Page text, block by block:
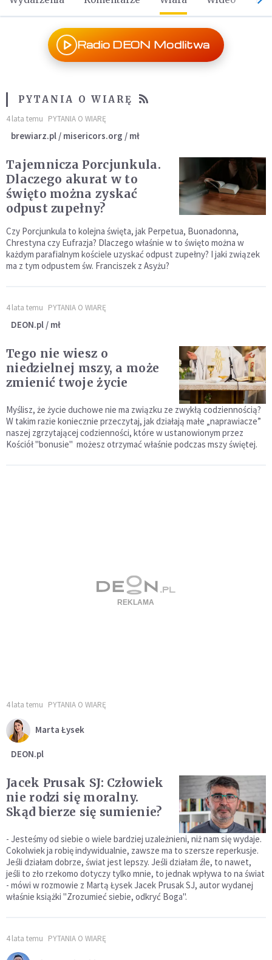
Radio DEON Modlitwa
PYTANIA O WIARĘ
4 lata temu PYTANIA O WIARĘ
brewiarz.pl / misericors.org / mł
Tajemnicza Porcjunkula.
Dlaczego akurat w to
święto można zyskać
odpust zupełny?
Czy Porcjunkula to kolejna święta, jak Perpetua, Buonadonna,
Chrestyna czy Eufrazja? Dlaczego właśnie w to święto można w
każdym parafialnym kościele uzyskać odpust zupełny? I jaki związek
ma z tym odpustem św. Franciszek z Asyżu?
4 lata temu PYTANIA O WIARĘ
DEON.pl / mł
Tego nie wiesz o
niedzielnej mszy, a może
zmienić twoje życie
Myślisz, że życie duchowe nie ma związku ze zwykłą codziennością?
W takim razie koniecznie przeczytaj, jak działają małe „naprawiacze”
naszej zgrzytającej codzienności, które w ustanowionym przez
Kościół "bonusie" możesz otrzymać właśnie podczas mszy świętej.
4 lata temu PYTANIA O WIARĘ
Marta Łysek
DEON.pl
Jacek Prusak SJ: Człowiek
nie rodzi się moralny.
Skąd bierze się sumienie?
- Jesteśmy od siebie o wiele bardziej uzależnieni, niż nam się wydaje.
Cokolwiek ja robię indywidualnie, zawsze ma to szersze reperkusje.
Jeśli działam dobrze, świat jest lepszy. Jeśli działam źle, to nawet,
jeśli to zło rzekomo dotyczy tylko mnie, to jednak wpływa to na świat
- mówi w rozmowie z Martą Łysek Jacek Prusak SJ, autor wydanej
właśnie książki "Zrozumieć siebie, odkryć Boga".
4 lata temu PYTANIA O WIARĘ